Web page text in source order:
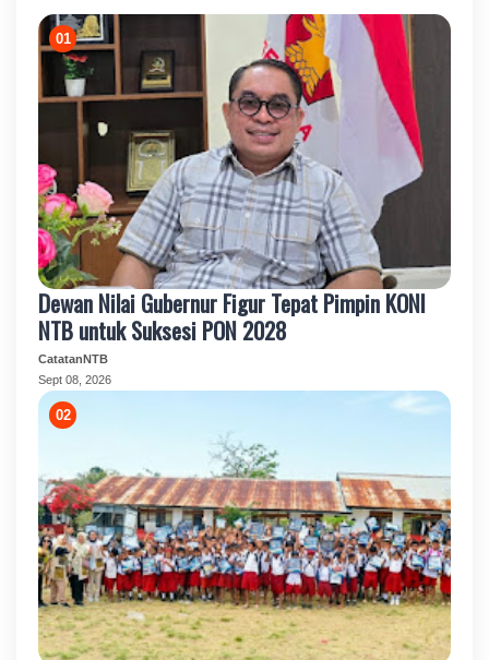
Dewan Nilai Gubernur Figur Tepat Pimpin KONI
NTB untuk Suksesi PON 2028
CatatanNTB
Sept 08, 2026